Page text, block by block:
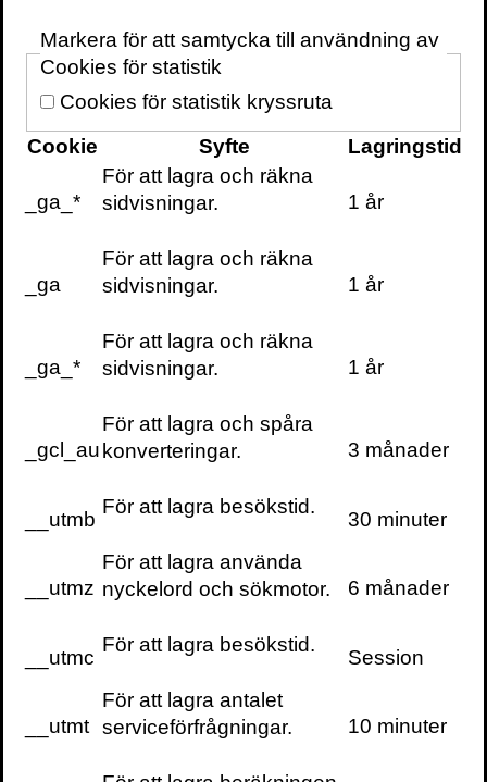
böcker,
evenemang
levereras ungefär
en gång i veckan till
din inbox
Volante
Stora Nygatan 7
Fler kontaktuppgifter
Cookieinställningar
Markera för att samtycka till användning av
Cookies för statistik
Cookies för statistik kryssruta
Cookie
Syfte Lagringstid
_ga_*
För att lagra och räkna
sidvisningar.
1 år
_ga
För att lagra och räkna
sidvisningar.
1 år
_ga_*
För att lagra och räkna
sidvisningar.
1 år
_gcl_au
För att lagra och spåra
konverteringar.
3 månader
__utmb
För att lagra besökstid.
30 minuter
__utmz
För att lagra använda
nyckelord och sökmotor.
6 månader
__utmc
För att lagra besökstid.
Session
__utmt
För att lagra antalet
serviceförfrågningar.
10 minuter